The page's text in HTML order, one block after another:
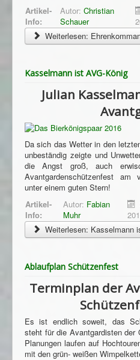
Artikel-
Info:
Autor:Christian
Schauer
Weiterlesen:
Kasselmann ist AVG-König
Julian
Da sich das Wetter in den
unbeständig zeigte und
die Angst groß, auch
Avantgardenschützenfest am
unter einem guten Stern!
Artikel-
Info:
Autor: Fabian
Muhr
Weiterlesen: Kasselmann
Ablaufplan Schützenfest
Terminplan der
Es ist endlich soweit, das
steht für die Avantgardisten der
Planungen laufen auf
mit den grün- weißen